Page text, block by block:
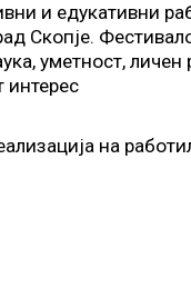
и едукативни
Скопје.
уметност, личен
интерес
на